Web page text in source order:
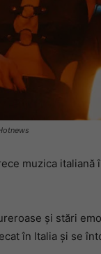
muzica
și stări
în Italia și se